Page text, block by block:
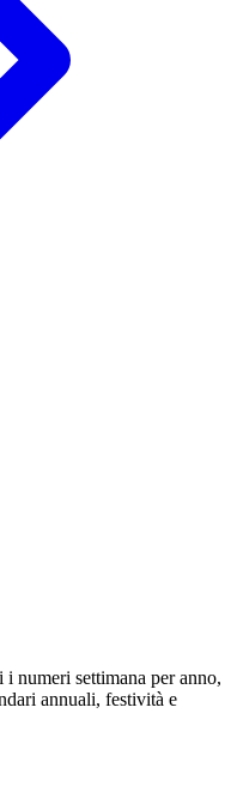
numeri settimana per anno,
annuali, festività e